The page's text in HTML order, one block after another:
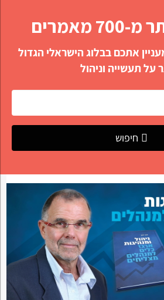
מאמרים
אתכם בבלוג הישראלי הגדול
על תעשייה וניהול
חיפוש